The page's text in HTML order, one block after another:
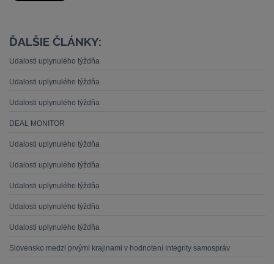
ĎALŠIE ČLÁNKY:
Udalosti uplynulého týždňa
Udalosti uplynulého týždňa
Udalosti uplynulého týždňa
DEAL MONITOR
Udalosti uplynulého týždňa
Udalosti uplynulého týždňa
Udalosti uplynulého týždňa
Udalosti uplynulého týždňa
Udalosti uplynulého týždňa
Slovensko medzi prvými krajinami v hodnotení integrity samospráv